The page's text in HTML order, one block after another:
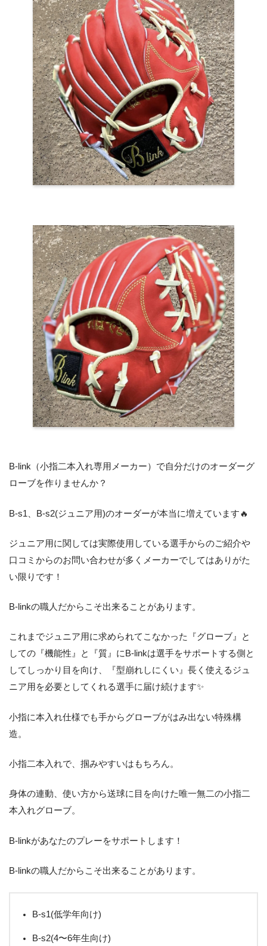
B-link（小指二本入れ専用メーカー）で自分だけのオーダーグ
ローブを作りませんか？
B-s1、B-s2(ジュニア用)のオーダーが本当に増えています🔥
ジュニア用に関しては実際使用している選手からのご紹介や
口コミからのお問い合わせが多くメーカーでしてはありがた
い限りです！
B-linkの職人だからこそ出来ることがあります。
これまでジュニア用に求められてこなかった『グローブ』と
しての『機能性』と『質』にB-linkは選手をサポートする側と
してしっかり目を向け、『型崩れしにくい』長く使えるジュ
ニア用を必要としてくれる選手に届け続けます✨
小指に本入れ仕様でも手からグローブがはみ出ない特殊構
造。
小指二本入れで、掴みやすいはもちろん。
身体の連動、使い方から送球に目を向けた唯一無二の小指二
本入れグローブ。
B-linkがあなたのプレーをサポートします！
B-linkの職人だからこそ出来ることがあります。
B-s1(低学年向け)
B-s2(4〜6年生向け)